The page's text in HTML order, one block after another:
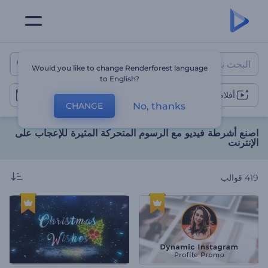
اصنع أشرطة فيديو مع الرسوم
أفلام الرسوم المتحركة
اصنع أشرطة فيديو مع الرسوم المتحركة المثيرة للإعجاب على
الإنترنت
419 قوالب
Would you like to change Renderforest language
to English?
CHANGE No, thanks